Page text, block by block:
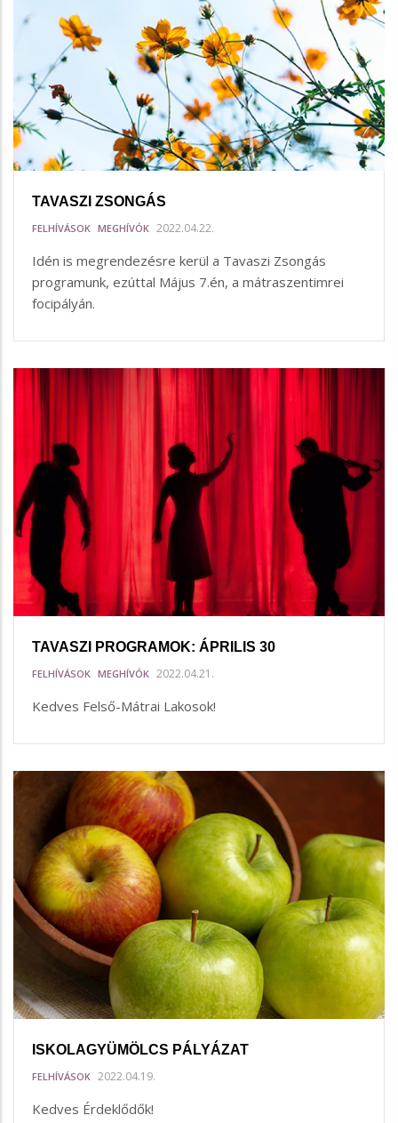
TAVASZI ZSONGÁS
FELHÍVÁSOK MEGHÍVÓK 2022.04.22.
Idén is megrendezésre kerül a Tavaszi Zsongás
programunk, ezúttal Május 7.én, a mátraszentimrei
focipályán.
TAVASZI PROGRAMOK: ÁPRILIS 30
FELHÍVÁSOK MEGHÍVÓK 2022.04.21.
Kedves Felső-Mátrai Lakosok!
ISKOLAGYÜMÖLCS PÁLYÁZAT
FELHÍVÁSOK 2022.04.19.
Kedves Érdeklődők!